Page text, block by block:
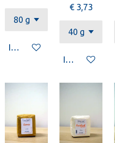
In winkelwagen
€ 3,73
In